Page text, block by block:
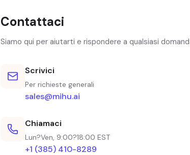
Contattaci
Siamo qui per aiutarti e rispondere a qualsiasi
Scrivici
Per richieste generali
sales@mihu.ai
Chiamaci
Lun?Ven, 9:00?18:00 EST
+1 (385) 410-8289